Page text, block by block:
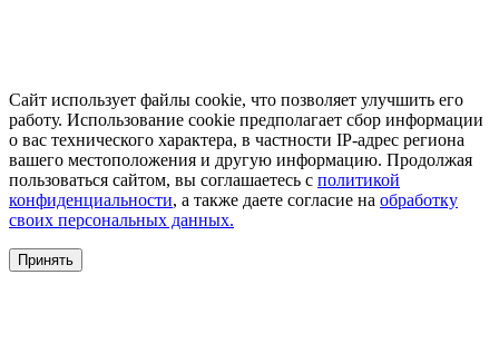
Сайт использует файлы cookie, что позволяет улучшить его
работу. Использование cookie предполагает сбор информации
о вас технического характера, в частности IP-адрес региона
вашего местоположения и другую информацию. Продолжая
пользоваться сайтом, вы соглашаетесь с политикой
конфиденциальности, а также даете согласие на обработку
своих персональных данных.
Принять